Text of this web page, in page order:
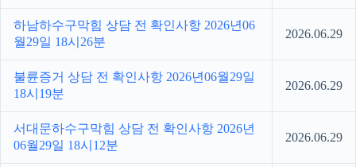
하남하수구막힘 상담 전 확인사항 2026년06
월29일 18시26분
2026.06.29
불륜증거 상담 전 확인사항 2026년06월29일
18시19분
2026.06.29
서대문하수구막힘 상담 전 확인사항 2026년
06월29일 18시12분
2026.06.29